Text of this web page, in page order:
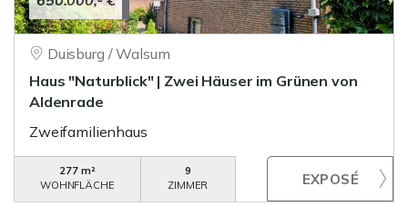
Duisburg / Walsum
Haus "Naturblick" | Zwei Häuser im Grünen von
Aldenrade
Zweifamilienhaus
277 m²
WOHNFLÄCHE
9
ZIMMER